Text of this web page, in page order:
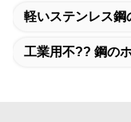
軽いステンレス鋼
工業用不?? 鋼の